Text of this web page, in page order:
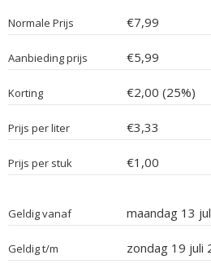
Normale Prijs €7,99
Aanbieding prijs €5,99
Korting €2,00 (25%)
Prijs per liter €3,33
Prijs per stuk €1,00
Geldig vanaf maandag 13
Geldig t/m
zondag 19 juli